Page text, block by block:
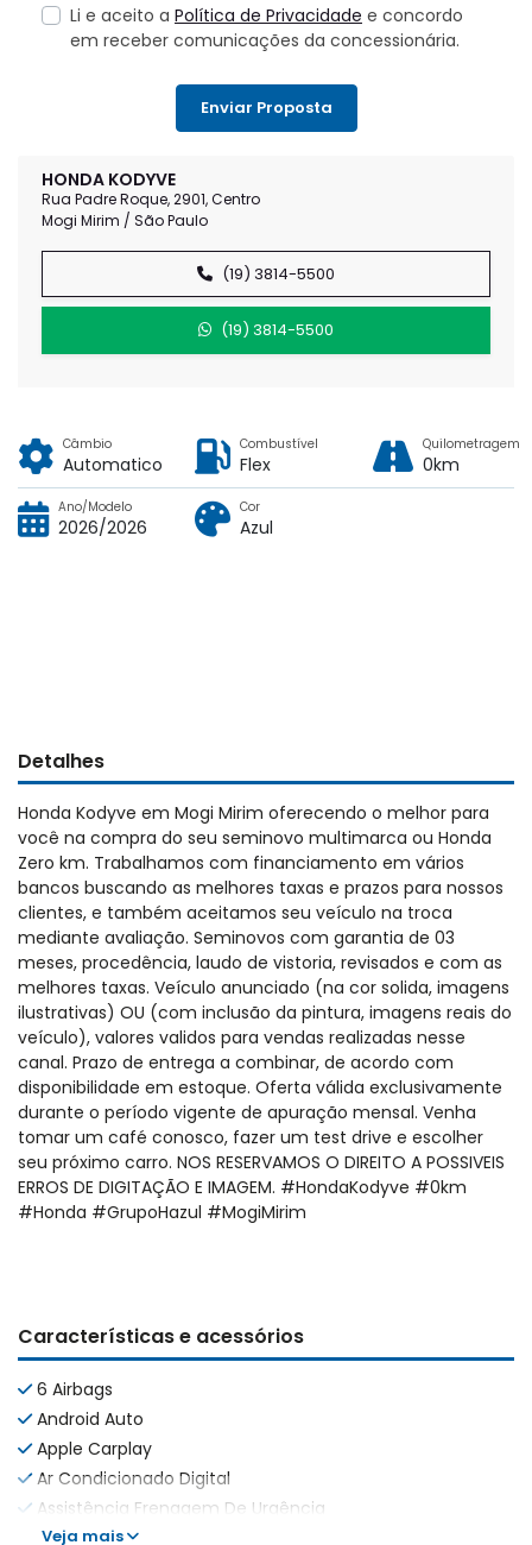
HONDA KODYVE
Rua Padre Roque, 2901, Centro
Mogi Mirim / São Paulo
(19) 3814-5500
(19) 3814-5500
Li e aceito a Política de Privacidade e concordo
em receber comunicações da concessionária.
Enviar Proposta
Câmbio
Automatico
Combustível
Flex
Quilometragem
0km
Ano/Modelo
2026/2026
Cor
Azul
Detalhes
Honda Kodyve em Mogi Mirim oferecendo o melhor para
você na compra do seu seminovo multimarca ou Honda
Zero km. Trabalhamos com financiamento em vários
bancos buscando as melhores taxas e prazos para nossos
clientes, e também aceitamos seu veículo na troca
mediante avaliação. Seminovos com garantia de 03
meses, procedência, laudo de vistoria, revisados e com as
melhores taxas. Veículo anunciado (na cor solida, imagens
ilustrativas) OU (com inclusão da pintura, imagens reais do
veículo), valores validos para vendas realizadas nesse
canal. Prazo de entrega a combinar, de acordo com
disponibilidade em estoque. Oferta válida exclusivamente
durante o período vigente de apuração mensal. Venha
tomar um café conosco, fazer um test drive e escolher
seu próximo carro. NOS RESERVAMOS O DIREITO A POSSIVEIS
ERROS DE DIGITAÇÃO E IMAGEM. #HondaKodyve #0km
#Honda #GrupoHazul #MogiMirim
Características e acessórios
6 Airbags
Android Auto
Apple Carplay
Ar Condicionado Digital
Assistência Frenagem De Urgência
Veja mais